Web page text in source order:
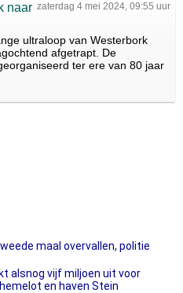
zaterdag 4 mei 2024, 09:55 uur
naar
ultraloop van Westerbork
afgetrapt. De
ter ere van 80 jaar
maal overvallen, politie
alsnog vijf miljoen uit voor
en haven Stein